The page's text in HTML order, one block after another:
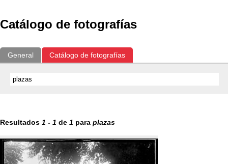
Catálogo de fotografías
General Catálogo de fotografías
Resultados 1 - 1 de 1 para plazas